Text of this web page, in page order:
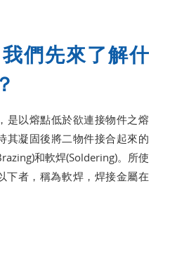
們先來了解什
是以熔點低於欲連接物件之熔
其凝固後將二物件接合起來的
和軟焊(Soldering)。所使
者，稱為軟焊，焊接金屬在